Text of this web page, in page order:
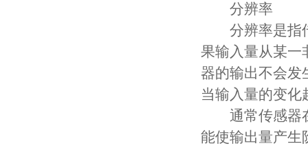
分辨率
分辨率是指传
果输入量从某一
器的输出不会发
当输入量的变化
通常传感器在
能使输出量产生